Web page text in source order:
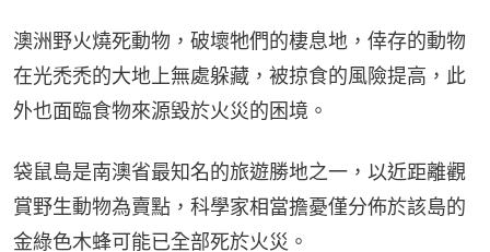
澳洲野火燒死動物，破壞牠們的棲息地，倖存的動物
在光禿禿的大地上無處躲藏，被掠食的風險提高，此
外也面臨食物來源毀於火災的困境。
袋鼠島是南澳省最知名的旅遊勝地之一，以近距離觀
賞野生動物為賣點，科學家相當擔憂僅分佈於該島的
金綠色木蜂可能已全部死於火災。